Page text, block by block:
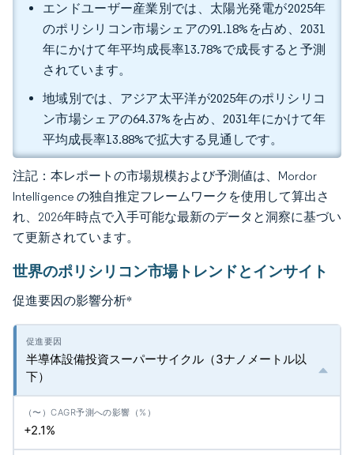
エンドユーザー産業別では、太陽光発電が2025年
のポリシリコン市場シェアの91.18%を占め、2031
年にかけて年平均成長率13.78%で成長すると予測
されています。
地域別では、アジア太平洋が2025年のポリシリコ
ン市場シェアの64.37%を占め、2031年にかけて年
平均成長率13.88%で拡大する見通しです。
注記：本レポートの市場規模および予測値は、Mordor
Intelligence の独自推定フレームワークを使用して算出さ
れ、2026年時点で入手可能な最新のデータと洞察に基づい
て更新されています。
世界のポリシリコン市場トレンドとインサイト
促進要因の影響分析*
半導体設備投資スーパーサイクル（3ナノメートル以
下）
+2.1%